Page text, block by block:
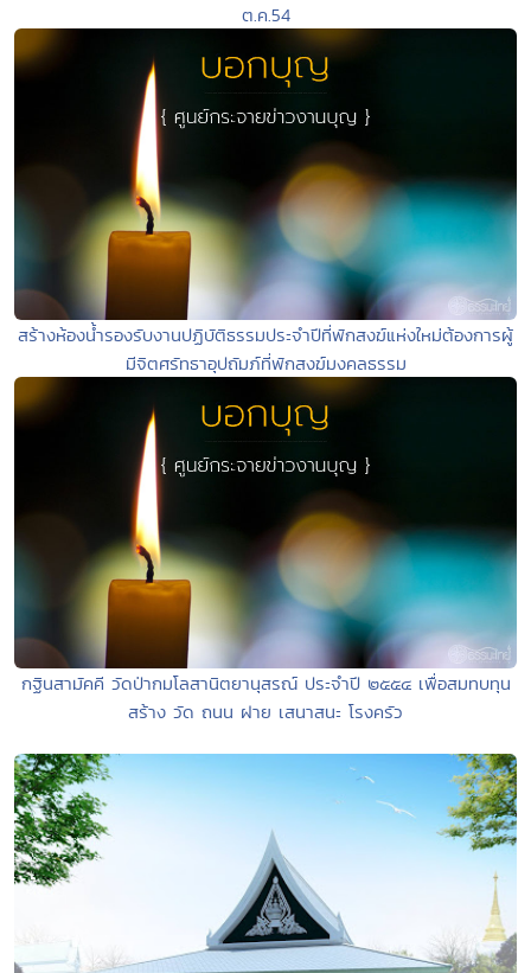
ต.ค.54
สร้างห้องน้ำรองรับงานปฏิบัติธรรมประจำปีที่พักสงฆ์แห่งใหม่ต้องการผู้
มีจิตศรัทธาอุปถัมภ์ที่พักสงฆ์มงคลธรรม
กฐินสามัคคี วัดป่ากมโลสานิตยานุสรณ์ ประจำปี ๒๕๕๔ เพื่อสมทบทุน
สร้าง วัด ถนน ฝาย เสนาสนะ โรงครัว